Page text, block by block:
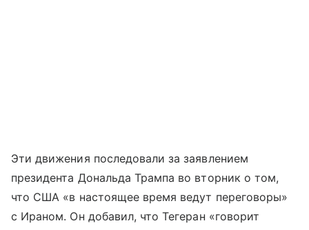
Эти движения последовали за заявлением
президента Дональда Трампа во вторник о том,
что США «в настоящее время ведут переговоры»
с Ираном. Он добавил, что Тегеран «говорит